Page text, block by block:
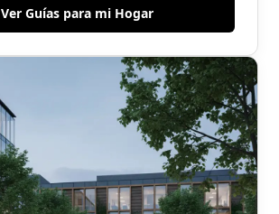
Ver Guías para mi Hogar